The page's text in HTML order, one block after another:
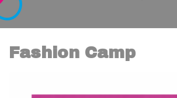
Fashion Camp